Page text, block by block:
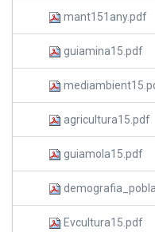
mant151any.pdf
guiamina15.pdf
agricultura15.pdf
guiamola15.pdf
Evcultura15.pdf